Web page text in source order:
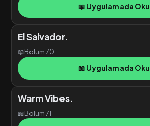
📖 Uygulamada Oku
El Salvador.
📖Bölüm 70
📖 Uygulamada Oku
Warm Vibes.
📖Bölüm 71